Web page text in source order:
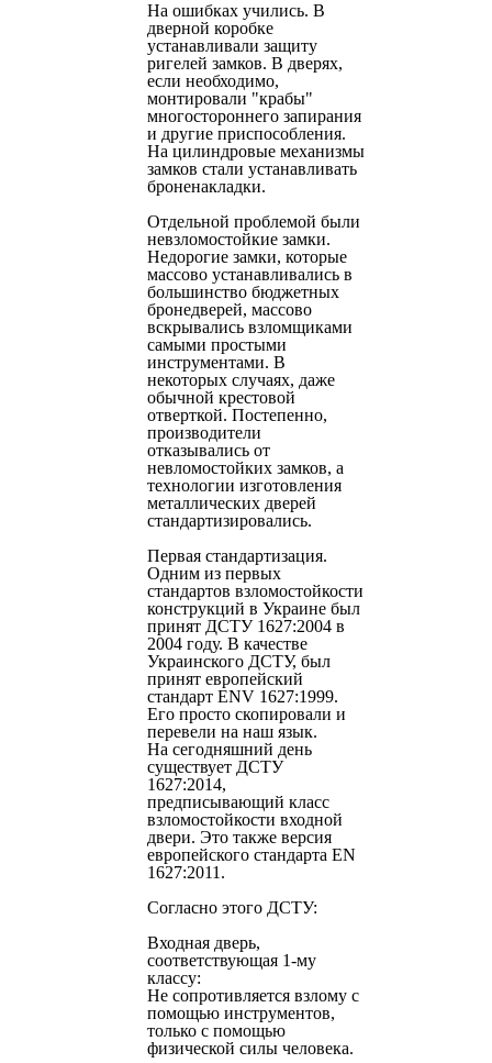
На ошибках учились. В
дверной коробке
устанавливали защиту
ригелей замков. В дверях,
если необходимо,
монтировали "крабы"
многостороннего запирания
и другие приспособления.
На цилиндровые механизмы
замков стали устанавливать
броненакладки.
Отдельной проблемой были
невзломостойкие замки.
Недорогие замки, которые
массово устанавливались в
большинство бюджетных
бронедверей, массово
вскрывались взломщиками
самыми простыми
инструментами. В
некоторых случаях, даже
обычной крестовой
отверткой. Постепенно,
производители
отказывались от
невломостойких замков, а
технологии изготовления
металлических дверей
стандартизировались.
Первая стандартизация.
Одним из первых
стандартов взломостойкости
конструкций в Украине был
принят ДСТУ 1627:2004 в
2004 году. В качестве
Украинского ДСТУ, был
принят европейский
стандарт ENV 1627:1999.
Его просто скопировали и
перевели на наш язык.
На сегодняшний день
существует ДСТУ
1627:2014,
предписывающий класс
взломостойкости входной
двери. Это также версия
европейского стандарта EN
1627:2011.
Согласно этого ДСТУ:
Входная дверь,
соответствующая 1-му
классу:
Не сопротивляется взлому с
помощью инструментов,
только с помощью
физической силы человека.